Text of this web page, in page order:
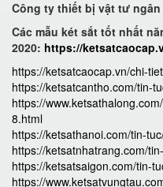
Công ty thiết bị vật tư
Các mẫu két sắt tốt nhất
2020: https://
https://ketsatcaocap.vn/chi-
https://ketsatcantho.com/tin-
https://
8.html
https://ketsathanoi.com/tin-
https://ketsatnhatrang.com/
https://ketsatsaigon.com/tin-
https://